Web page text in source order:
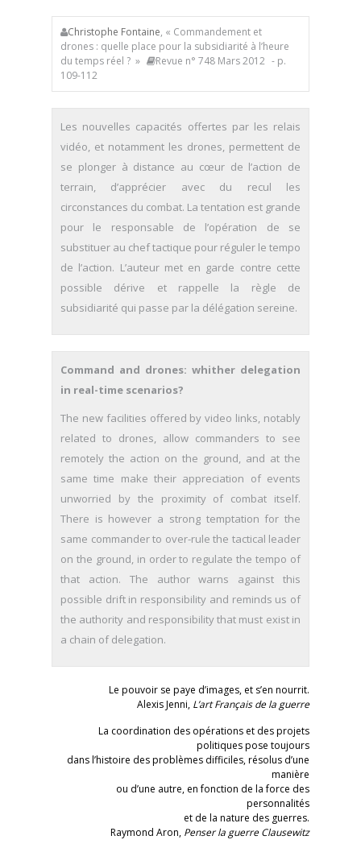
Christophe Fontaine, « Commandement et
drones : quelle place pour la subsidiarité à l’heure
du temps réel ? »
Revue n° 748 Mars 2012 - p.
109-112
Les nouvelles capacités offertes par les relais
vidéo, et notamment les drones, permettent de
se plonger à distance au cœur de l’action de
terrain, d’apprécier avec du recul les
circonstances du combat. La tentation est grande
pour le responsable de l’opération de se
substituer au chef tactique pour réguler le tempo
de l’action. L’auteur met en garde contre cette
possible dérive et rappelle la règle de
subsidiarité qui passe par la délégation sereine.
Command and drones: whither delegation
in real-time scenarios?
The new facilities offered by video links, notably
related to drones, allow commanders to see
remotely the action on the ground, and at the
same time make their appreciation of events
unworried by the proximity of combat itself.
There is however a strong temptation for the
same commander to over-rule the tactical leader
on the ground, in order to regulate the tempo of
that action. The author warns against this
possible drift in responsibility and reminds us of
the authority and responsibility that must exist in
a chain of delegation.
Le pouvoir se paye d’images, et s’en nourrit.
Alexis Jenni, L’art Français de la guerre
La coordination des opérations et des projets
politiques pose toujours
dans l’histoire des problèmes difficiles, résolus d’une
manière
ou d’une autre, en fonction de la force des
personnalités
et de la nature des guerres.
Raymond Aron, Penser la guerre Clausewitz